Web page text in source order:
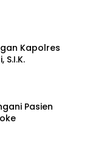
Kapolres
S.I.K.
Pasien